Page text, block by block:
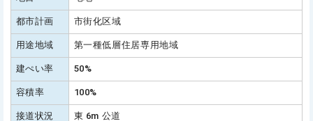
都市計画 市街化区域
用途地域 第一種低層住居専用地域
建ぺい率 50%
容積率 100%
接道状況 東 6m 公道